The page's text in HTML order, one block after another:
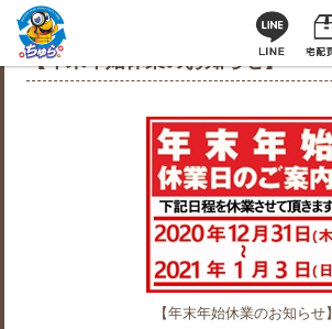
【年末年始休業のお知らせ】
【年末年始休業のお知らせ】